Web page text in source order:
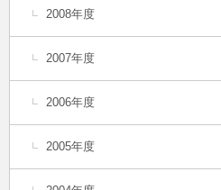
2008年度
2007年度
2006年度
2005年度